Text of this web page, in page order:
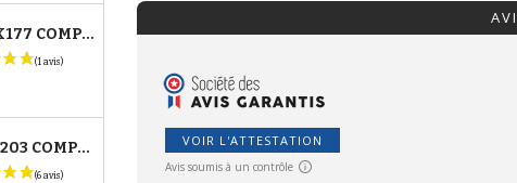
(46 avis)
PNEU 39X177 COMPATIBLE POUSSETTE BUGABOO DONKEY - POUR ROUE AVANT
PNEU 47-203 COMPATIBLE POUSSETTE BUGABOO DONKEY - POUR ROUE ARRIÈRE VOIR L'ATTESTATION
Avis soumis à un contrôle